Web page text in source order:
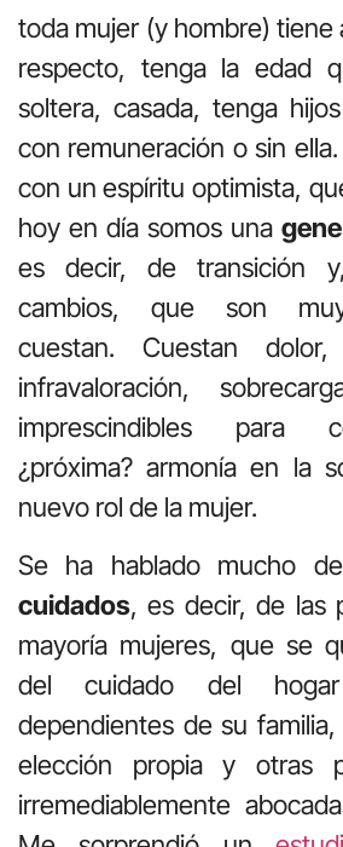
toda mujer (y hombre) tiene
respecto, tenga la edad
soltera, casada, tenga
con remuneración o sin
con un espíritu optimista,
hoy en día somos una
es decir, de transición
cambios, que son
cuestan. Cuestan dolor,
infravaloración,
imprescindibles para
¿próxima? armonía en la
nuevo rol de la mujer.
Se ha hablado mucho
cuidados, es decir, de las
mayoría mujeres, que se
del cuidado del
dependientes de su
elección propia y otras
irremediablemente